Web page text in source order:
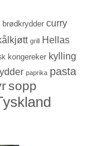
brødkrydder curry
grill Hellas
kongereker kylling
paprika pasta
sopp